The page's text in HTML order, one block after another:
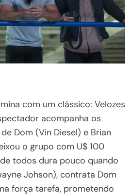
com um clássico: Velozes
acompanha os
Dom (Vin Diesel) e Brian
o grupo com U$ 100
todos dura pouco quando
Johson), contrata Dom
força tarefa, prometendo